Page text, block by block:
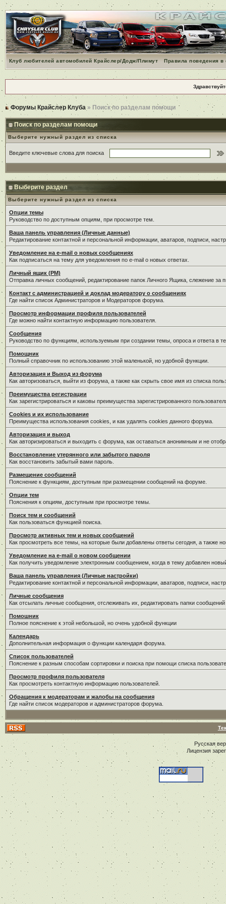
Клуб любителей автомобилей Крайслер/Додж/Плимут Правила поведения
Форумы Крайслер Клуба » Поиск по разделам помощи
Поиск по разделам помощи
Выберите нужный раздел из списка
Введите ключевые слова для поиска
Выберите раздел
Выберите нужный раздел из списка
Опции темы
Руководство по доступным опциям, при просмотре тем.
Ваша панель управления (Личные данные)
Редактирование контактной и персональной информации, аватаров, подписи,
Уведомление на e-mail о новых сообщениях
Как подписаться на тему для уведомления по e-mail о новых ответах.
Личный ящик (PM)
Отправка личных сообщений, редактирование папок Личного Ящика, слежение
Контакт с администрацией и доклад модератору о сообщениях
Где найти список Администраторов и Модераторов форума.
Просмотр информации профиля пользователей
Где можно найти контактную информацию пользователя.
Сообщения
Руководство по функциям, используемым при создании темы, опроса и ответа в
Помощник
Полный справочник по использованию этой маленькой, но удобной функции.
Авторизация и Выход из форума
Как авторизоваться, выйти из форума, а также как скрыть свое имя из списка
Преимущества регистрации
Как зарегистрироваться и каковы преимущества зарегистрированного
Cookies и их использование
Преимущества использования cookies, и как удалять cookies данного форума.
Авторизация и выход
Как авторизироваться и выходить с форума, как оставаться анонимным и не
Восстановление утерянного или забытого пароля
Как восстановить забытый вами пароль.
Размещение сообщений
Пояснение к функциям, доступным при размещении сообщений на форуме.
Опции тем
Пояснения к опциям, доступным при просмотре темы.
Поиск тем и сообщений
Как пользоваться функцией поиска.
Просмотр активных тем и новых сообщений
Как просмотреть все темы, на которые были добавлены ответы сегодня, а также
Уведомление на е-mail о новом сообщении
Как получить уведомление электронным сообщением, когда в тему добавлен
Ваша панель управления (Личные настройки)
Редактирование контактной и персональной информации, аватаров, подписи,
Личные сообщения
Как отсылать личные сообщения, отслеживать их, редактировать папки
Помошник
Полное пояснение к этой небольшой, но очень удобной функции
Календарь
Дополнительная информация о функции календаря форума.
Список пользователей
Пояснение к разным способам сортировки и поиска при помощи списка
Просмотр профиля пользователя
Как просмотреть контактную информацию пользователей.
Обращения к модераторам и жалобы на сообщения
Где найти список модераторов и администраторов форума.
Русская
Лицензия